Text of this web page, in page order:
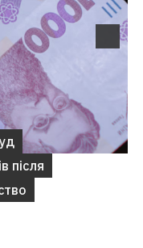
після